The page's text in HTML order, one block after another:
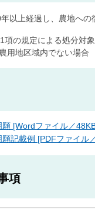
以上経過し、農地への
項の規定による処分対
用地区域内でない場合
[Wordファイル／
願記載例 [PDFファイル
項